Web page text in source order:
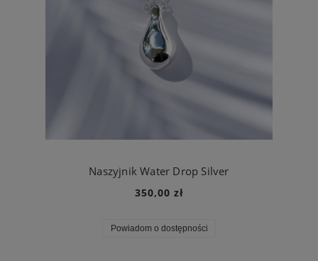
Naszyjnik Water Drop Silver
350,00 zł
Powiadom o dostępności